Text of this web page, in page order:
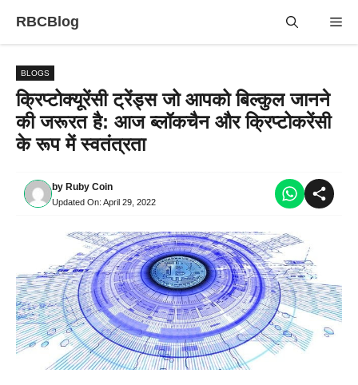
RBCBlog
BLOGS
क्रिप्टोक्यूरेंसी ट्रेंड्स जो आपको बिल्कुल जानने
की जरूरत है: आज ब्लॉकचैन और क्रिप्टोकरेंसी
के रूप में स्वतंत्रता
by Ruby Coin
Updated On: April 29, 2022